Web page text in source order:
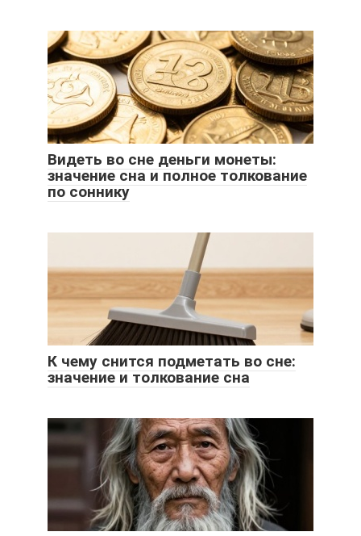
Видеть во сне деньги монеты:
значение сна и полное толкование
по соннику
К чему снится подметать во сне:
значение и толкование сна